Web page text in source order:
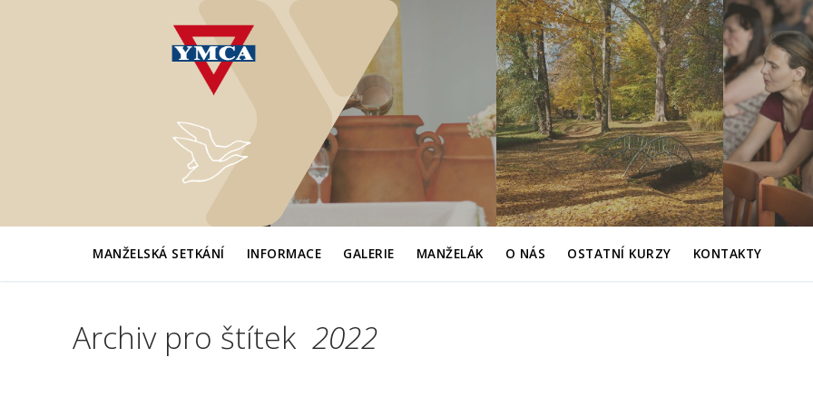
MANŽELSKÁ SETKÁNÍ INFORMACE GALERIE MANŽELÁK O NÁS OSTATNÍ KURZY KONTAKTY
Archiv pro štítek 2022